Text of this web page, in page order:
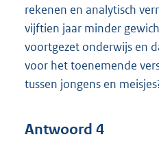
rekenen en analytisch
vijftien jaar minder
voortgezet onderwijs en
voor het toenemende
tussen jongens en
Antwoord 4